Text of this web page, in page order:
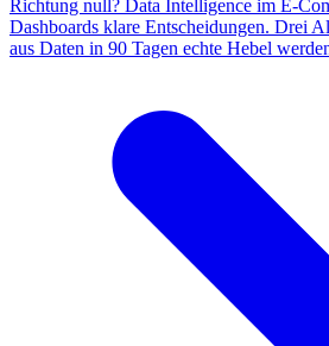
Richtung null? Data Intelligence im E-
Dashboards klare Entscheidungen. Drei
aus Daten in 90 Tagen echte Hebel